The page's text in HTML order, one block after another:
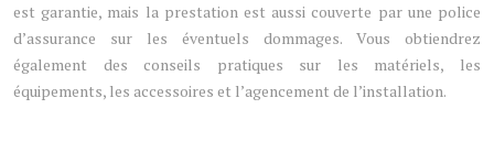
est garantie, mais la prestation est aussi couverte par une police
d’assurance sur les éventuels dommages. Vous obtiendrez
également des conseils pratiques sur les matériels, les
équipements, les accessoires et l’agencement de l’installation.